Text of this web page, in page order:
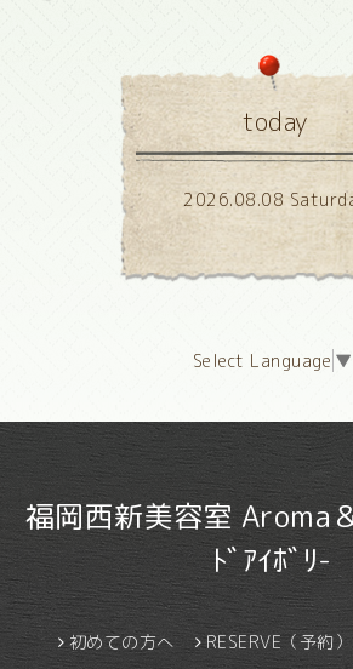
today
2026.08.08
Select Language ▼
福岡西新美容室 Aroma
ﾄﾞｱｲﾎﾞﾘ-
初めての方へ RESERVE（予約）